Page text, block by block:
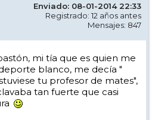
Enviado: 08-01-2014 22:33
Registrado: 12 años antes
Mensajes: 847
mi tía que es quien me
blanco, me decía "
tu profesor de mates",
tan fuerte que casi